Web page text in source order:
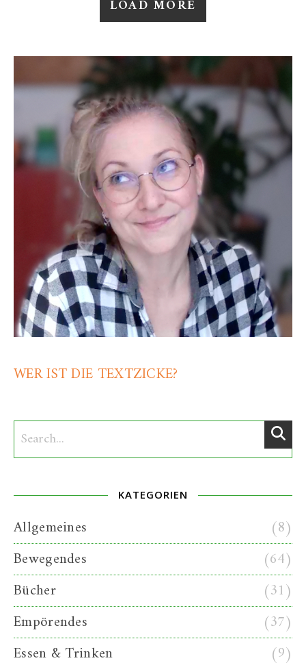
LOAD MORE
WER IST DIE TEXTZICKE?
KATEGORIEN
Allgemeines
(8)
Bewegendes
(64)
Bücher
(31)
Empörendes
(37)
Essen & Trinken
(9)